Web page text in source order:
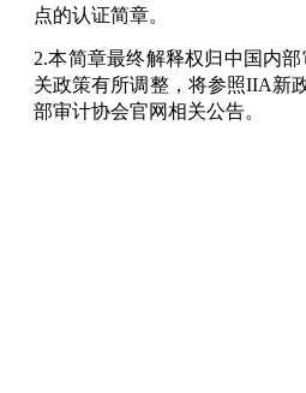
点的认证简章。
2.本简章最终解释权归中国内
关政策有所调整，将参照IIA新
部审计协会官网相关公告。